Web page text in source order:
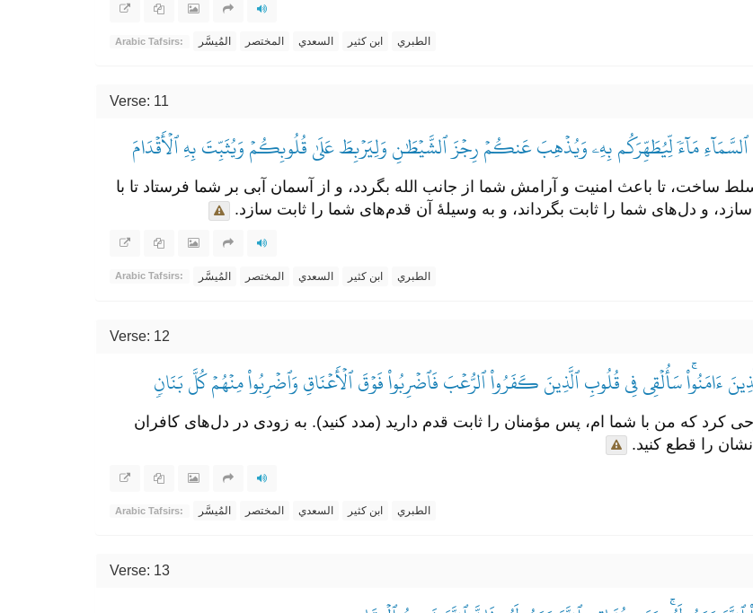
Arabic Tafsirs: المُيسَّر المختصر السعدي ابن كثير الطبري
Verse: 11
مَآءٗ لِّيُطَهِّرَكُم بِهِۦ وَيُذۡهِبَ عَنكُمۡ رِجۡزَ ٱلشَّيۡطَٰنِ وَلِيَرۡبِطَ عَلَىٰ قُلُوبِكُمۡ وَيُثَبِّتَ بِهِ ٱلۡأَقۡدَامَ
ساخت، تا باعث امنیت و آرامش شما از جانب الله بگردد، و از آسمان آبی بر شما فرستاد تا با
و دل‌های شما را ثابت بگرداند، و به وسیلۀ آن قدم‌های شما را ثابت سازد.
Arabic Tafsirs: المُيسَّر المختصر السعدي ابن كثير الطبري
Verse: 12
ءَامَنُواْۚ سَأُلۡقِي فِي قُلُوبِ ٱلَّذِينَ كَفَرُواْ ٱلرُّعۡبَ فَٱضۡرِبُواْ فَوۡقَ ٱلۡأَعۡنَاقِ وَٱضۡرِبُواْ مِنۡهُمۡ كُلَّ بَنَانٖ
کرد که من با شما ام، پس مؤمنان را ثابت قدم دارید (مدد کنید). به زودی در دل‌های کافران
را قطع کنید.
Arabic Tafsirs: المُيسَّر المختصر السعدي ابن كثير الطبري
Verse: 13